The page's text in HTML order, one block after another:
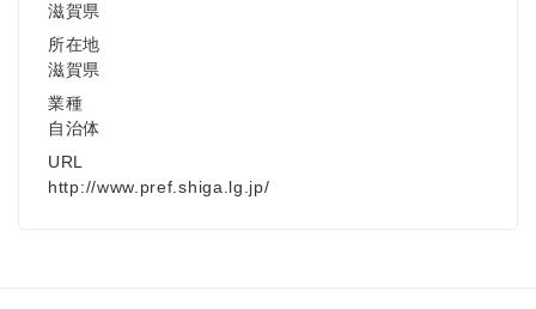
滋賀県
所在地
滋賀県
業種
自治体
URL
http://www.pref.shiga.lg.jp/